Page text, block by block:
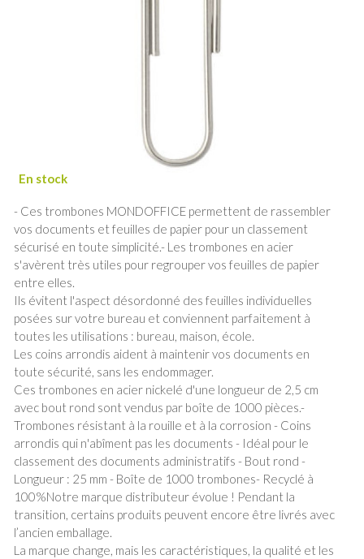
- Ces trombones MONDOFFICE permettent de rassembler
vos documents et feuilles de papier pour un classement
sécurisé en toute simplicité.- Les trombones en acier
s'avèrent très utiles pour regrouper vos feuilles de papier
entre elles.
Ils évitent l'aspect désordonné des feuilles individuelles
posées sur votre bureau et conviennent parfaitement à
toutes les utilisations : bureau, maison, école.
Les coins arrondis aident à maintenir vos documents en
toute sécurité, sans les endommager.
Ces trombones en acier nickelé d'une longueur de 2,5 cm
avec bout rond sont vendus par boîte de 1000 pièces.-
Trombones résistant à la rouille et à la corrosion - Coins
arrondis qui n'abîment pas les documents - Idéal pour le
classement des documents administratifs - Bout rond -
Longueur : 25 mm - Boîte de 1000 trombones- Recyclé à
100%Notre marque distributeur évolue ! Pendant la
transition, certains produits peuvent encore être livrés avec
l’ancien emballage.
La marque change, mais les caractéristiques, la qualité et les